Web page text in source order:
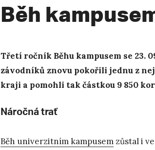
Běh
Třetí ročník Běhu kampusem se 23.
závodníků znovu pokořili jednu z
kraji a pomohli tak částkou 9 850
Náročná trať
Běh univerzitním kampusem zůstal i